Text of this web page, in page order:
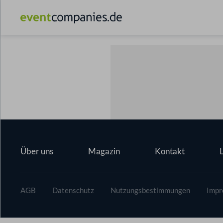
Über uns Magazin Kontakt
AGB Datenschutz Nutzungsbestimmungen